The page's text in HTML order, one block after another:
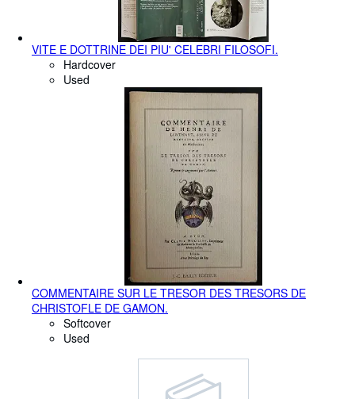
VITE E DOTTRINE DEI PIU' CELEBRI FILOSOFI.
Hardcover
Used
COMMENTAIRE SUR LE TRESOR DES TRESORS DE
CHRISTOFLE DE GAMON.
Softcover
Used